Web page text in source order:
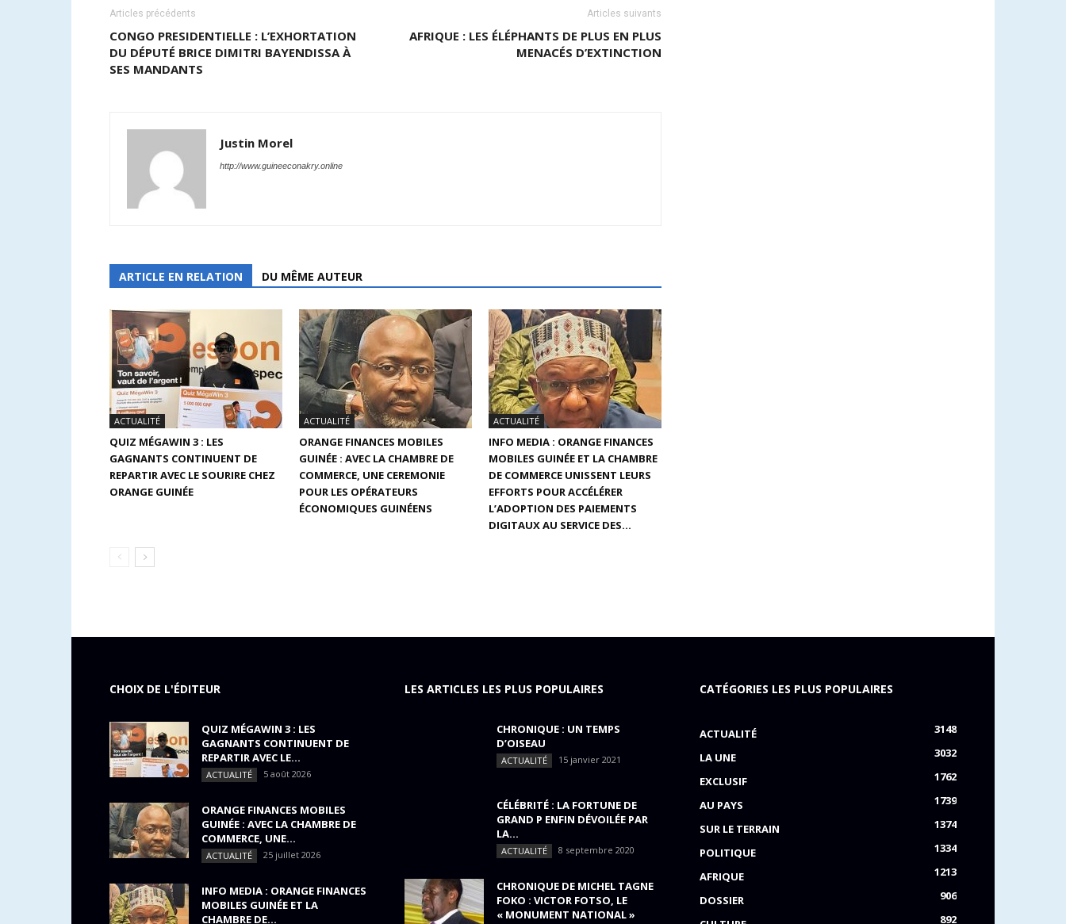
Articles précédents
CONGO PRESIDENTIELLE : L’EXHORTATION
DU DÉPUTÉ BRICE DIMITRI BAYENDISSA À
SES MANDANTS
Articles suivants
AFRIQUE : LES ÉLÉPHANTS DE PLUS EN PLUS
MENACÉS D’EXTINCTION
Justin Morel
http://www.guineeconakry.online
ARTICLE EN RELATION DU MÊME AUTEUR
ACTUALITÉ
QUIZ MÉGAWIN 3 : LES
GAGNANTS CONTINUENT DE
REPARTIR AVEC LE SOURIRE CHEZ
ORANGE GUINÉE
ACTUALITÉ
ORANGE FINANCES MOBILES
GUINÉE : AVEC LA CHAMBRE DE
COMMERCE, UNE CEREMONIE
POUR LES OPÉRATEURS
ÉCONOMIQUES GUINÉENS
ACTUALITÉ
INFO MEDIA : ORANGE FINANCES
MOBILES GUINÉE ET LA CHAMBRE
DE COMMERCE UNISSENT LEURS
EFFORTS POUR ACCÉLÉRER
L’ADOPTION DES PAIEMENTS
DIGITAUX AU SERVICE DES...
CHOIX DE L'ÉDITEUR
QUIZ MÉGAWIN 3 : LES
GAGNANTS CONTINUENT DE
REPARTIR AVEC LE...
ACTUALITÉ 5 août 2026
ORANGE FINANCES MOBILES
GUINÉE : AVEC LA CHAMBRE DE
COMMERCE, UNE...
ACTUALITÉ 25 juillet 2026
INFO MEDIA : ORANGE FINANCES
MOBILES GUINÉE ET LA
CHAMBRE DE...
LES ARTICLES LES PLUS POPULAIRES
CHRONIQUE : UN TEMPS
D’OISEAU
ACTUALITÉ 15 janvier 2021
CÉLÉBRITÉ : LA FORTUNE DE
GRAND P ENFIN DÉVOILÉE PAR
LA...
ACTUALITÉ 8 septembre 2020
CHRONIQUE DE MICHEL TAGNE
FOKO : VICTOR FOTSO, LE
« MONUMENT NATIONAL »
CATÉGORIES LES PLUS POPULAIRES
ACTUALITÉ
3148
LA UNE
3032
EXCLUSIF
1762
AU PAYS
1739
SUR LE TERRAIN
1374
POLITIQUE
1334
AFRIQUE
1213
DOSSIER
906
892